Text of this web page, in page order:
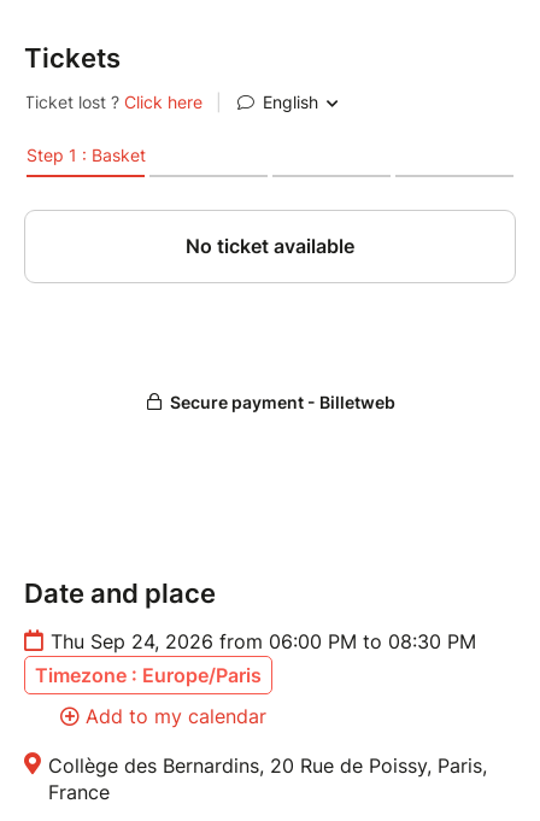
Tickets
Date and place
Thu Sep 24, 2026 from 06:00 PM to 08:30 PM
Timezone : Europe/Paris
Add to my calendar
Collège des Bernardins, 20 Rue de Poissy, Paris,
France